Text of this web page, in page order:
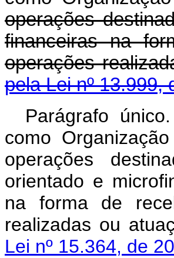
operações
financeiras na
operações
pela Lei nº 13.999,
Parágrafo
como
operações
orientado e
na forma de
realizadas ou
Lei nº 15.364, de